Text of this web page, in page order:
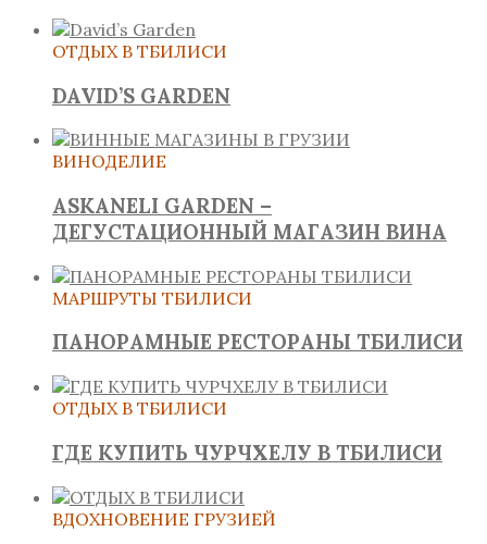
ОТДЫХ В ТБИЛИСИ
DAVID’S GARDEN
ВИНОДЕЛИЕ
ASKANELI GARDEN –
ДЕГУСТАЦИОННЫЙ МАГАЗИН ВИНА
МАРШРУТЫ ТБИЛИСИ
ПАНОРАМНЫЕ РЕСТОРАНЫ ТБИЛИСИ
ОТДЫХ В ТБИЛИСИ
ГДЕ КУПИТЬ ЧУРЧХЕЛУ В ТБИЛИСИ
ВДОХНОВЕНИЕ ГРУЗИЕЙ